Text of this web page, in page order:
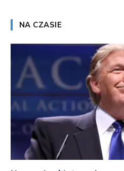
NA CZASIE